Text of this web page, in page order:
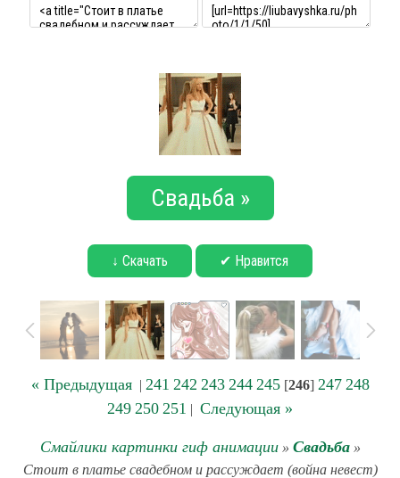
Свадьба »
↓ Скачать ✔ Нравится
« Предыдущая| 241 242 243 244 245[246] 247 248
249 250 251 | Следующая »
Смайлики картинки гиф анимации» Свадьба»
Стоит в платье свадебном и рассуждает (война невест)